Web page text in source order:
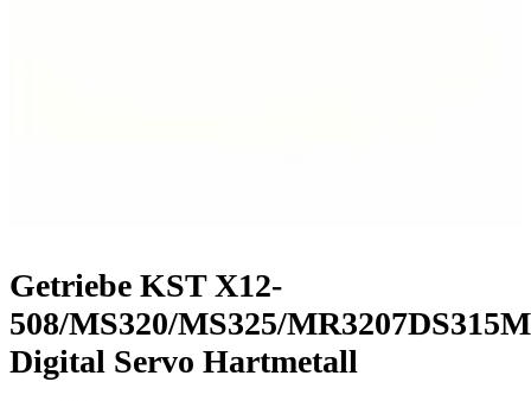
Getriebe KST X12-
508/MS320/MS325/
Digital Servo Hartmetall